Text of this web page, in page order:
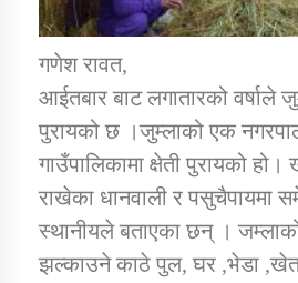
सामाजिक बिकास
गणेश रावत,
आईतबार बाट लगातारको वर्षाले
पुरायको छ ।जुम्लाको एक
गाउँपालिकामा क्षेती पुरायको हो।
राखेका धानवाली र पसुचैपायमा
स्थानीयले बताएका छन् ।
झल्काउने काठे पुल, घर ,भेडा